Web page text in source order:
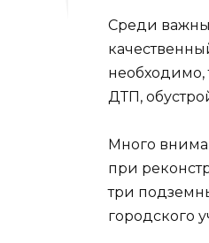
Среди
ДТП,
Много
при
три
городского